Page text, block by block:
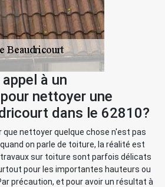
à un
nettoyer une
dans le 62810?
que nettoyer quelque chose n'est pas
on parle de toiture, la réalité est
sur toiture sont parfois délicats
pour les importantes hauteurs ou
précaution, et pour avoir un résultat à